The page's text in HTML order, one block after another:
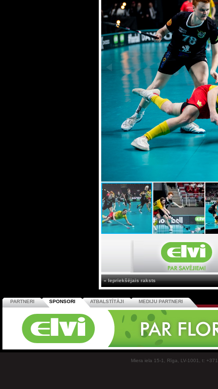
« Iepriekšējais raksts
PARTNERI SPONSORI ATBALSTĪTĀJI MEDIJU PARTNERI
Miera iela 15-1, Rīga, LV-1001, t: